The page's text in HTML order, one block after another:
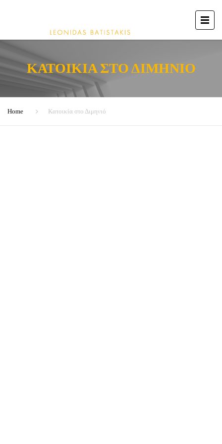
ΚΑΤΟΙΚΊΑ ΣΤΟ ΔΙΜΗΝΙΌ
Home Κατοικία στο Διμηνιό